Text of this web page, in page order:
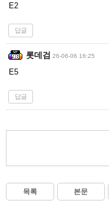
E2
답글
롯데검 26-06-06 16:25
E5
답글
목록 본문